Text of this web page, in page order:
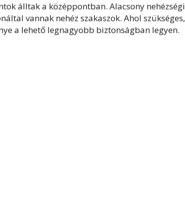
álltak a középpontban. Alacsony nehézségi
vannak nehéz szakaszok. Ahol szükséges,
a lehető legnagyobb biztonságban legyen.